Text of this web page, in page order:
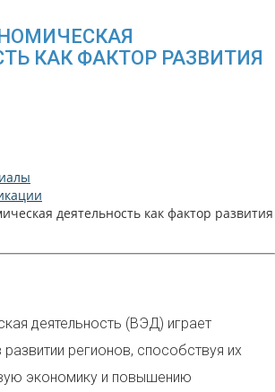
КАК ФАКТОР РАЗВИТИЯ
деятельность как фактор развития
деятельность (ВЭД) играет
регионов, способствуя их
экономику и повышению